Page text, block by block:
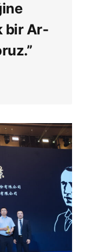
bir Ar-
.”